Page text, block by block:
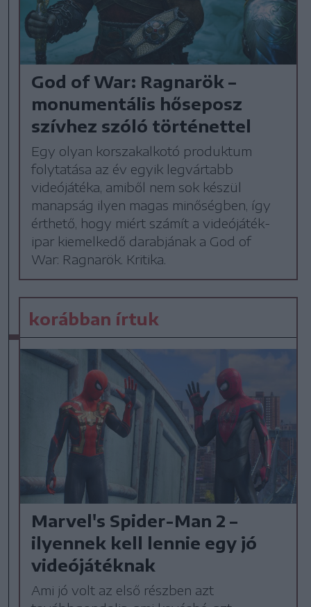
God of War: Ragnarök –
monumentális hőseposz
szívhez szóló történettel
Egy olyan korszakalkotó produktum
folytatása az év egyik legvártabb
videójátéka, amiből nem sok készül
manapság ilyen magas minőségben, így
érthető, hogy miért számít a videójáték-
ipar kiemelkedő darabjának a God of
War: Ragnarök. Kritika.
korábban írtuk
Marvel's Spider-Man 2 –
ilyennek kell lennie egy jó
videójátéknak
Ami jó volt az első részben azt